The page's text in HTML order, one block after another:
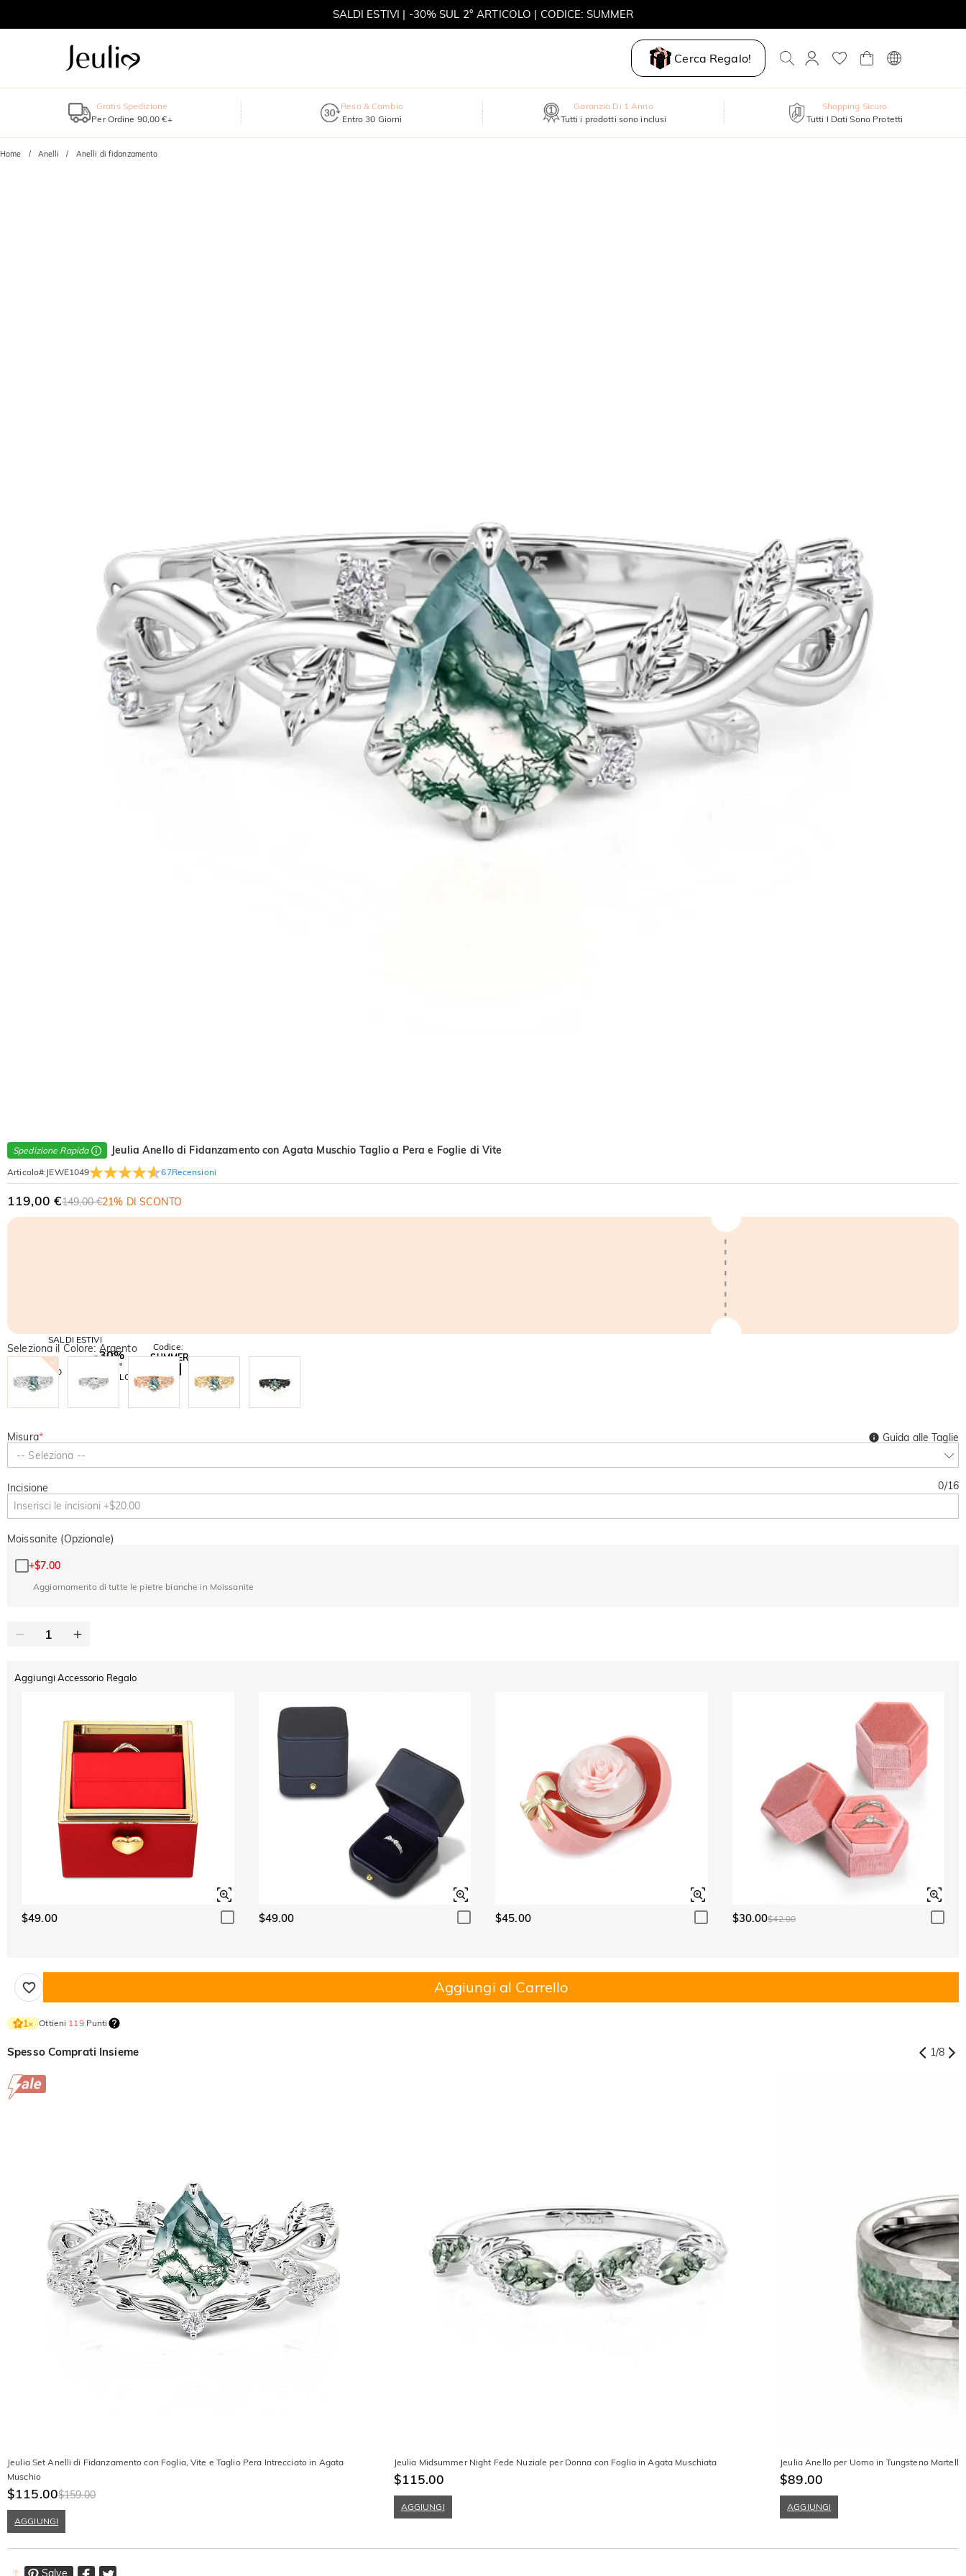
SALDI ESTIVI | -30% SUL 2° ARTICOLO | CODICE: SUMMER
Cerca Regalo!
Gratis Spedizione
Per Ordine 90,00 €+
Reso & Cambio
Entro 30 Giorni
Garanzia Di 1 Anno
Tutti i prodotti sono inclusi
Shopping Sicuro
Tutti I Dati Sono Protetti
Home Anelli Anelli di fidanzamento
Spedizione Rapida Jeulia Anello di Fidanzamento con Agata Muschio Taglio a Pera e Foglie di Vite
Articolo#: JEWE1049 67Recensioni
119,00 €149,00 €21% DI SCONTO
SALDI ESTIVI
-10%
SU TUTTO
-30%
SUL 2°
ARTICOLO
Codice:
SUMMER
Seleziona il Colore: Argento
Misura*
-- Seleziona --
Guida alle Taglie
Incisione 0/16
Moissanite (Opzionale)
+$7.00
Aggiornamento di tutte le pietre bianche in Moissanite
Aggiungi Accessorio Regalo
$49.00 $49.00 $45.00 $30.00$42.00
Aggiungi al Carrello
1× Ottieni 119Punti
Spesso Comprati Insieme 1/8
Jeulia Set Anelli di Fidanzamento con Foglia, Vite e Taglio Pera Intrecciato in Agata
Muschio
$115.00$159.00
AGGIUNGI
Jeulia Midsummer Night Fede Nuziale per Donna con Foglia in Agata Muschiata
$115.00
AGGIUNGI
Jeulia Anello per Uomo in Tungsteno
$89.00
AGGIUNGI